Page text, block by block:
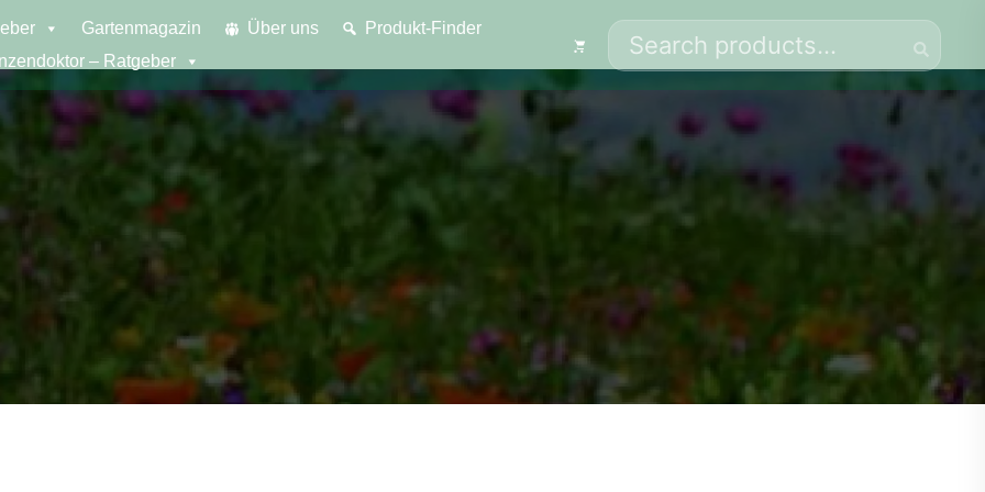
Gartenmagazin Über uns
Produkt-Finder
– Ratgeber
Search
for: